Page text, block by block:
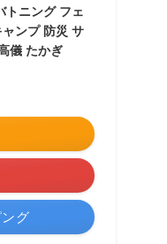
トニング フェ
ンプ 防災 サ
儀 たかぎ
グ